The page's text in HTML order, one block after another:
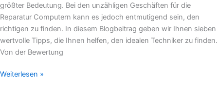
größter Bedeutung. Bei den unzähligen Geschäften für die
Reparatur Computern kann es jedoch entmutigend sein, den
richtigen zu finden. In diesem Blogbeitrag geben wir Ihnen sieben
wertvolle Tipps, die Ihnen helfen, den idealen Techniker zu finden.
Von der Bewertung
Weiterlesen »